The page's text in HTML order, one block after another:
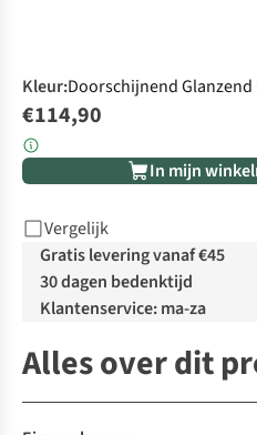
Kleur:Doorschijnend
€114,90
In mijn
Vergelijk
Gratis levering vanaf €45
30 dagen bedenktijd
Klantenservice: ma-za
Alles over dit